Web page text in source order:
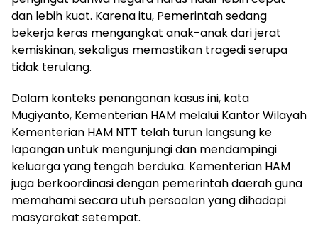
dan lebih kuat. Karena itu, Pemerintah sedang
bekerja keras mengangkat anak-anak dari jerat
kemiskinan, sekaligus memastikan tragedi serupa
tidak terulang.
Dalam konteks penanganan kasus ini, kata
Mugiyanto, Kementerian HAM melalui Kantor Wilayah
Kementerian HAM NTT telah turun langsung ke
lapangan untuk mengunjungi dan mendampingi
keluarga yang tengah berduka. Kementerian HAM
juga berkoordinasi dengan pemerintah daerah guna
memahami secara utuh persoalan yang dihadapi
masyarakat setempat.